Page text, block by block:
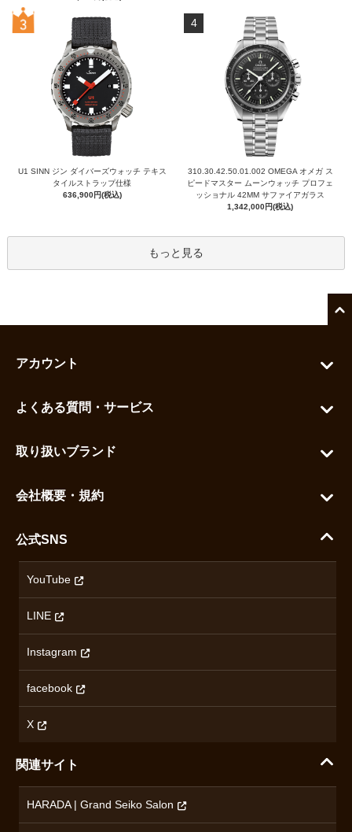
U1 SINN ジン ダイバーズウォッチ テキス
タイルストラップ仕様
636,900円(税込)
4
310.30.42.50.01.002 OMEGA オメガ ス
ピードマスター ムーンウォッチ プロフェ
ッショナル 42MM サファイアガラス
1,342,000円(税込)
もっと見る
アカウント
お気に入りを見る
よくある質問・サービス
ご利用ガイド
配送・送料について
取り扱いブランド
セイコー
カシオ
ミナセ
オリエントスター
オメガ
ロンジン
ブランド一覧を見る
会社概要・規約
沿革
プライバシーポリシー
無断転載・商用利用について
コンテンツ制作ポリシーおよび生成AIの利用指針
公式SNS
YouTube
LINE
Instagram
facebook
X
関連サイト
HARADA | Grand Seiko Salon